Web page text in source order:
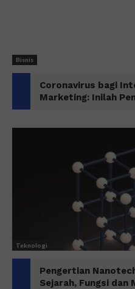
Bisnis
Coronavirus bagi
Marketing: Inilah
Teknologi
Pengertian
Sejarah, Fungsi dan